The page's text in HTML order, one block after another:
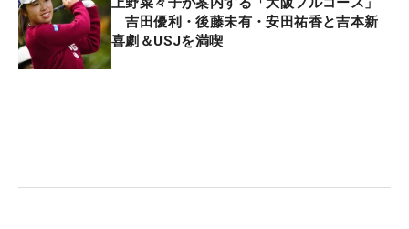
吉田優利・後藤未有・安田祐香と吉本新
喜劇＆USJを満喫